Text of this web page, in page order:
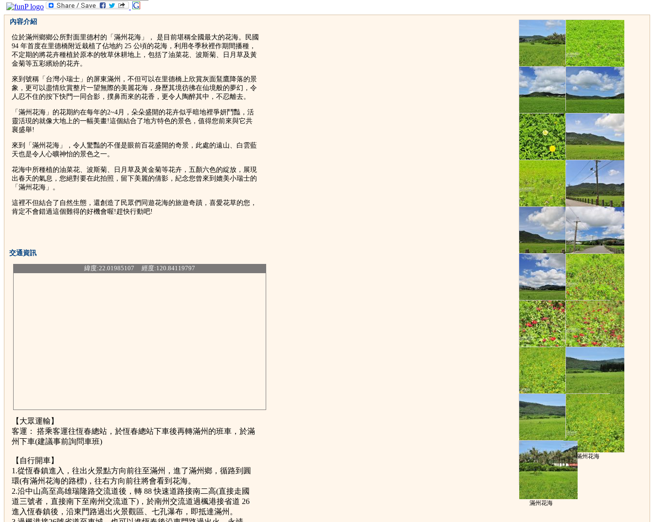
內容介紹
位於滿州鄉鄉公所對面里德村的「滿州花海」， 是目前堪稱全國最大的花海。民國
94 年首度在里德橋附近栽植了佔地約 25 公頃的花海，利用冬季秋裡作期間播種，
不定期的將花卉種植於原本的牧草休耕地上，包括了油菜花、波斯菊、日月草及黃
金菊等五彩繽紛的花卉。
來到號稱「台灣小瑞士」的屏東滿州，不但可以在里德橋上欣賞灰面鵟鷹降落的景
象，更可以盡情欣賞整片一望無際的美麗花海，身歷其境彷彿在仙境般的夢幻，令
人忍不住的按下快門一同合影，撲鼻而來的花香，更令人陶醉其中，不忍離去。
「滿州花海」的花期約在每年的2~4月，朵朵盛開的花卉似乎暗地裡爭妍鬥豔，活
靈活現的就像大地上的一幅美畫!這個結合了地方特色的景色，值得您前來與它共
襄盛舉!
來到「滿州花海」，令人驚豔的不僅是眼前百花盛開的奇景，此處的遠山、白雲藍
天也是令人心曠神怡的景色之一。
花海中所種植的油菜花、波斯菊、日月草及黃金菊等花卉，五顏六色的綻放，展現
出春天的氣息，您絕對要在此拍照，留下美麗的倩影，紀念您曾來到媲美小瑞士的
「滿州花海」。
這裡不但結合了自然生態，還創造了民眾們同遊花海的旅遊奇蹟，喜愛花草的您，
肯定不會錯過這個難得的好機會喔!趕快行動吧!
交通資訊
緯度:22.01985107 經度:120.84119797
【大眾運輸】
客運： 搭乘客運往恆春總站，於恆春總站下車後再轉滿州的班車，於滿
州下車(建議事前詢問車班)
【自行開車】
1.從恆春鎮進入，往出火景點方向前往至滿州，進了滿州鄉，循路到圓
環(有滿州花海的路標)，往右方向前往將會看到花海。
2.沿中山高至高雄瑞隆路交流道後，轉 88 快速道路接南二高(直接走國
道三號者，直接南下至南州交流道下)，於南州交流道過楓港接省道 26
進入恆春鎮後，沿東門路過出火景觀區、七孔瀑布，即抵達滿州。
滿州花海 滿州花海
滿州花海 滿州花海
滿州花海 滿州花海
滿州花海 滿州花海
滿州花海 滿州花海
滿州花海 滿州花海
滿州花海 滿州花海
滿州花海 滿州花海
滿州花海 滿州花海
滿州花海